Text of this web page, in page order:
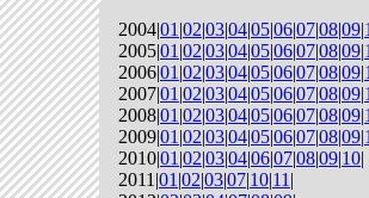
2004|01 |02|03|04|05|06|07|08|09|
2005|01 |02|03|04|05|06|07|08|09|
2006|01 |02|03|04|05|06|07|08|09|
2007|01 |02|03|04|05|06|07|08|09|
2008|01 |02|03|04|05|06|07|08|09|
2009|01 |02|03|04|05|06|07|08|09|
2010|01 |02|03|04|06|07|08|09|10|
2011|01 |02|03|07|10|11 |